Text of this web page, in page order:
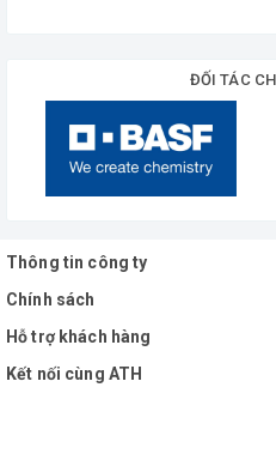
ĐỐI TÁC
Thông tin công ty
Chính sách
Hỗ trợ khách hàng
Kết nối cùng ATH